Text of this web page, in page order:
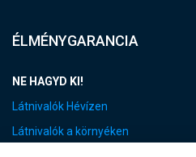
ÉLMÉNYGARANCIA
NE HAGYD KI!
Látnivalók Hévízen
Látnivalók a környéken